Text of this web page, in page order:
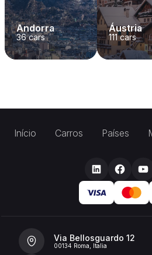
Andorra
36cars
Áustria
111cars
Início Carros Países
Via Bellosguardo 12
00134 Roma, Italia